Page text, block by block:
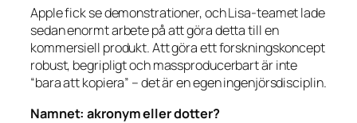
Apple fick se demonstrationer, och Lisa-teamet lade
sedan enormt arbete på att göra detta till en
kommersiell produkt. Att göra ett forskningskoncept
robust, begripligt och massproducerbart är inte
“bara att kopiera” – det är en egen ingenjörsdisciplin.
Namnet: akronym eller dotter?